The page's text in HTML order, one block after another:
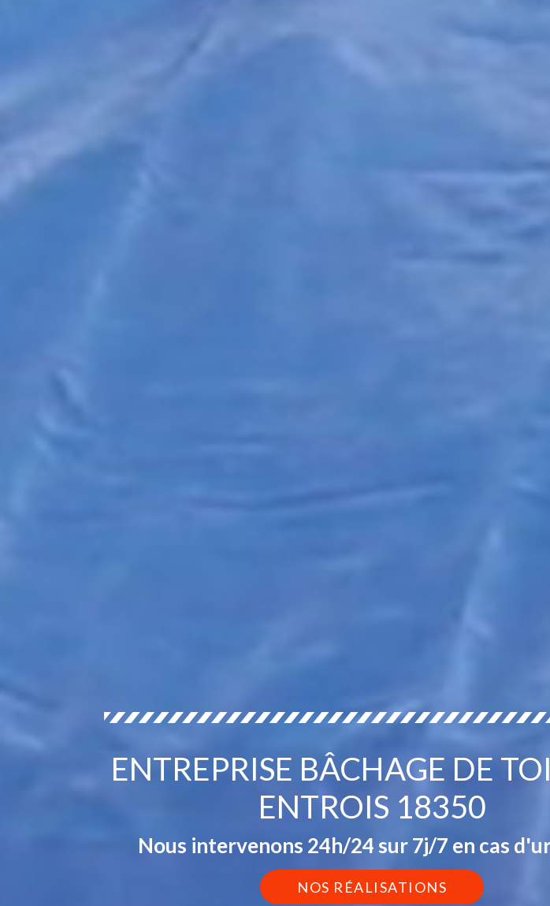
ENTREPRISE BÂCHAGE DE
ENTROIS 18350
Nous intervenons 24h/24 sur 7j/7 en cas
NOS RÉALISATIONS